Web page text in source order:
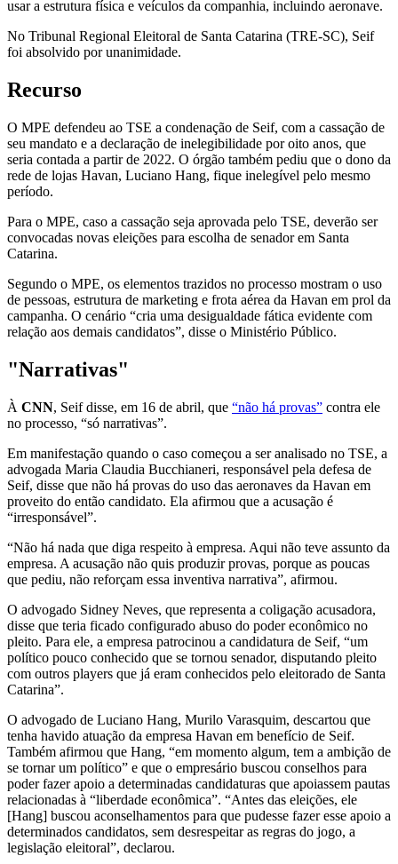
usar a estrutura física e veículos da companhia, incluindo aeronave.
No Tribunal Regional Eleitoral de Santa Catarina (TRE-SC), Seif
foi absolvido por unanimidade.
Recurso
O MPE defendeu ao TSE a condenação de Seif, com a cassação de
seu mandato e a declaração de inelegibilidade por oito anos, que
seria contada a partir de 2022. O órgão também pediu que o dono da
rede de lojas Havan, Luciano Hang, fique inelegível pelo mesmo
período.
Para o MPE, caso a cassação seja aprovada pelo TSE, deverão ser
convocadas novas eleições para escolha de senador em Santa
Catarina.
Segundo o MPE, os elementos trazidos no processo mostram o uso
de pessoas, estrutura de marketing e frota aérea da Havan em prol da
campanha. O cenário “cria uma desigualdade fática evidente com
relação aos demais candidatos”, disse o Ministério Público.
"Narrativas"
À CNN, Seif disse, em 16 de abril, que “não há provas” contra ele
no processo, “só narrativas”.
Em manifestação quando o caso começou a ser analisado no TSE, a
advogada Maria Claudia Bucchianeri, responsável pela defesa de
Seif, disse que não há provas do uso das aeronaves da Havan em
proveito do então candidato. Ela afirmou que a acusação é
“irresponsável”.
“Não há nada que diga respeito à empresa. Aqui não teve assunto da
empresa. A acusação não quis produzir provas, porque as poucas
que pediu, não reforçam essa inventiva narrativa”, afirmou.
O advogado Sidney Neves, que representa a coligação acusadora,
disse que teria ficado configurado abuso do poder econômico no
pleito. Para ele, a empresa patrocinou a candidatura de Seif, “um
político pouco conhecido que se tornou senador, disputando pleito
com outros players que já eram conhecidos pelo eleitorado de Santa
Catarina”.
O advogado de Luciano Hang, Murilo Varasquim, descartou que
tenha havido atuação da empresa Havan em benefício de Seif.
Também afirmou que Hang, “em momento algum, tem a ambição de
se tornar um político” e que o empresário buscou conselhos para
poder fazer apoio a determinadas candidaturas que apoiassem pautas
relacionadas à “liberdade econômica”. “Antes das eleições, ele
[Hang] buscou aconselhamentos para que pudesse fazer esse apoio a
determinados candidatos, sem desrespeitar as regras do jogo, a
legislação eleitoral”, declarou.